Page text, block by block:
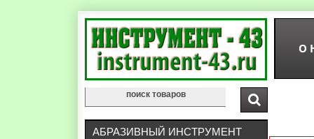
О
АБРАЗИВНЫЙ ИНСТРУМЕНТ